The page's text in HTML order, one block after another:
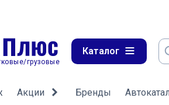
грузовые
Каталог
Акции Бренды